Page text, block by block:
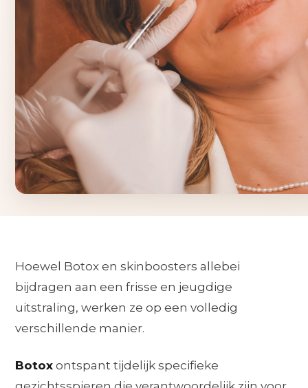
Hoewel Botox en skinboosters allebei
bijdragen aan een frisse en jeugdige
uitstraling, werken ze op een volledig
verschillende manier.
Botox ontspant tijdelijk specifieke